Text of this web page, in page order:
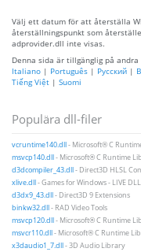
Välj ett datum för att återställa
återställningspunkt som
adprovider.dll inte visas.
Denna sida är tillgänglig på andra
Italiano | Português | Русский |
Tiếng Việt | Suomi
Populära dll-filer
vcruntime140.dll- Microsoft® C
msvcp140.dll- Microsoft® C Runtime
d3dcompiler_43.dll- Direct3D HLSL
xlive.dll- Games for Windows - LIVE DLL
d3dx9_43.dll- Direct3D 9 Extensions
binkw32.dll- RAD Video Tools
msvcp120.dll- Microsoft® C Runtime
msvcr110.dll- Microsoft® C Runtime
x3daudio1_7.dll- 3D Audio Library